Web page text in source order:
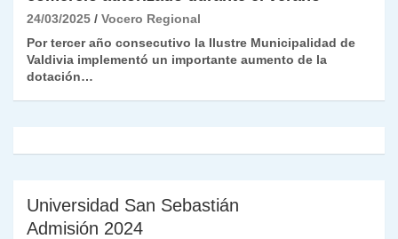
24/03/2025
Vocero Regional
Por tercer año consecutivo la Ilustre Municipalidad de
Valdivia implementó un importante aumento de la
dotación…
Universidad San Sebastián
Admisión 2024